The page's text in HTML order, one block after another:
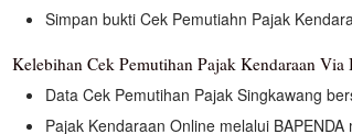
Simpan bukti Cek Pemutiahn Pajak
Kelebihan Cek Pemutihan Pajak Kendaraan
Data Cek Pemutihan Pajak Singkawang
Pajak Kendaraan Online melalui